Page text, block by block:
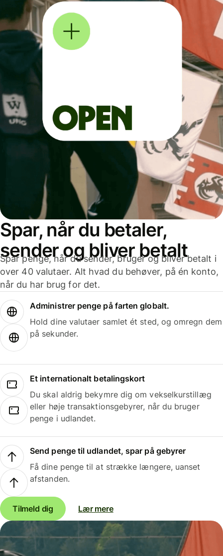
Spar, når du betaler,
sender og bliver betalt
Spar penge, når du sender, bruger og bliver betalt i
over 40 valutaer. Alt hvad du behøver, på én konto,
når du har brug for det.
Administrer penge på farten globalt.
Hold dine valutaer samlet ét sted, og omregn dem
på sekunder.
Et internationalt betalingskort
Du skal aldrig bekymre dig om vekselkurstillæg
eller høje transaktionsgebyrer, når du bruger
penge i udlandet.
Send penge til udlandet, spar på gebyrer
Få dine penge til at strække længere, uanset
afstanden.
Tilmeld dig Lær mere